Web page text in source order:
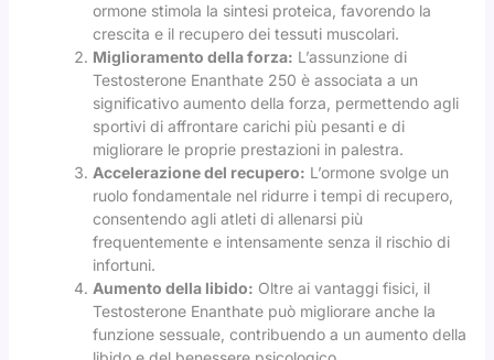
ormone stimola la sintesi proteica, favorendo la
crescita e il recupero dei tessuti muscolari.
Miglioramento della forza: L’assunzione di
Testosterone Enanthate 250 è associata a un
significativo aumento della forza, permettendo agli
sportivi di affrontare carichi più pesanti e di
migliorare le proprie prestazioni in palestra.
Accelerazione del recupero: L’ormone svolge un
ruolo fondamentale nel ridurre i tempi di recupero,
consentendo agli atleti di allenarsi più
frequentemente e intensamente senza il rischio di
infortuni.
Aumento della libido: Oltre ai vantaggi fisici, il
Testosterone Enanthate può migliorare anche la
funzione sessuale, contribuendo a un aumento della